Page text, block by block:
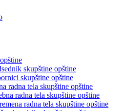
skupštine opštine
skupštine opštine
radna tela skupštine opštine
radna tela skupštine opštine
radna tela skupštine opštine